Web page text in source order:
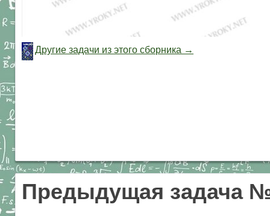
Другие задачи из этого сборника →
Предыдущая задача